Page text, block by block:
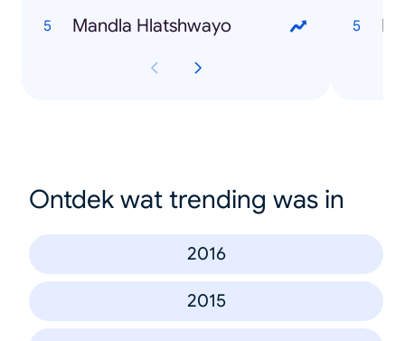
Mandla Hlatshwayo
Ontdek wat trending was in
2016
2015